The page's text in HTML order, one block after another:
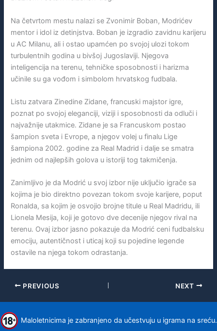
Na četvrtom mestu nalazi se Zvonimir Boban, Modrićev
mentor i idol iz detinjstva. Boban je izgradio zavidnu karijeru
u AC Milanu, ali i ostao upamćen po svojoj ulozi tokom
turbulentnih godina u bivšoj Jugoslaviji. Njegova
inteligencija na terenu, tehničke sposobnosti i harizma
učinile su ga vođom i simbolom hrvatskog fudbala.
Listu zatvara Zinedine Zidane, francuski majstor igre,
poznat po svojoj eleganciji, viziji i sposobnosti da odluči i
najvažnije utakmice. Zidane je sa Francuskom postao
šampion sveta i Evrope, a njegov volej u finalu Lige
šampiona 2002. godine za Real Madrid i dalje se smatra
jednim od najlepših golova u istoriji tog takmičenja.
Zanimljivo je da Modrić u svoj izbor nije uključio igrače sa
kojima je bio direktno povezan tokom svoje karijere, poput
Ronalda, sa kojim je osvojio brojne titule u Real Madridu, ili
Lionela Mesija, koji je gotovo dve decenije njegov rival na
terenu. Ovaj izbor jasno pokazuje da Modrić ceni fudbalsku
emociju, autentičnost i uticaj koji su pojedine legende
ostavile na njega tokom odrastanja.
PREVIOUS NEXT
Maloletnicima je zabranjeno da učestvuju u igrama na sreću.